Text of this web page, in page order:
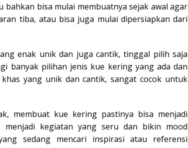
bahkan bisa mulai membuatnya sejak awal agar
tiba, atau bisa juga mulai dipersiapkan dari
enak unik dan juga cantik, tinggal pilih saja
banyak pilihan jenis kue kering yang ada dan
yang unik dan cantik, sangat cocok untuk
membuat kue kering pastinya bisa menjadi
kegiatan yang seru dan bikin mood
sedang mencari inspirasi atau referensi